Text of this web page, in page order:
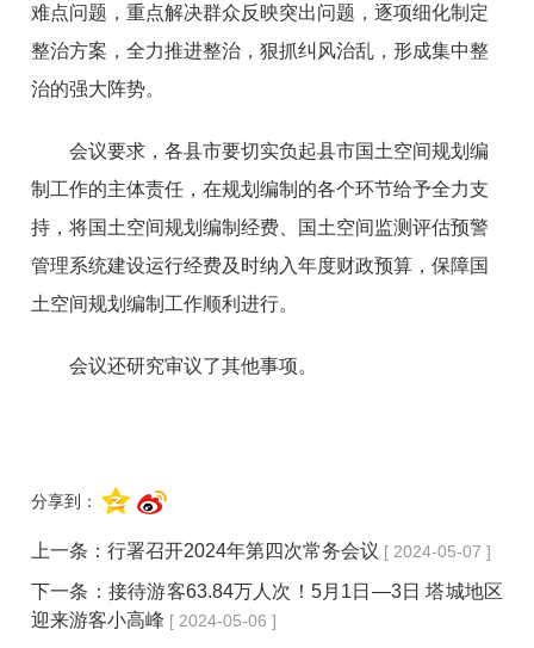
难点问题，重点解决群众反映突出问题，逐项细化制定
整治方案，全力推进整治，狠抓纠风治乱，形成集中整
治的强大阵势。
会议要求，各县市要切实负起县市国土空间规划编
制工作的主体责任，在规划编制的各个环节给予全力支
持，将国土空间规划编制经费、国土空间监测评估预警
管理系统建设运行经费及时纳入年度财政预算，保障国
土空间规划编制工作顺利进行。
会议还研究审议了其他事项。
分享到：
上一条：行署召开2024年第四次常务会议 [ 2024-05-07 ]
下一条： 接待游客63.84万人次！5月1日—3日 塔城地区
迎来游客小高峰 [ 2024-05-06 ]